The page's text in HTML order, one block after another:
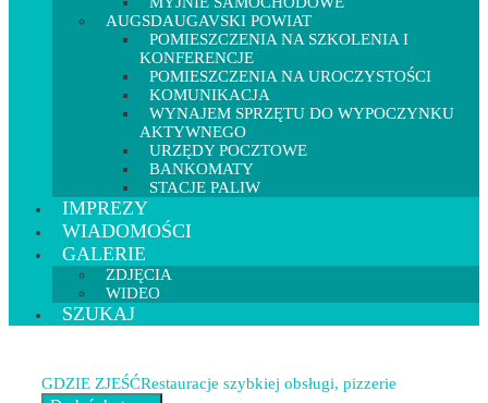
AUGSDAUGAVSKI POWIAT
POMIESZCZENIA NA SZKOLENIA I
KONFERENCJE
POMIESZCZENIA NA UROCZYSTOŚCI
KOMUNIKACJA
WYNAJEM SPRZĘTU DO WYPOCZYNKU
AKTYWNEGO
URZĘDY POCZTOWE
BANKOMATY
STACJE PALIW
IMPREZY
WIADOMOŚCI
GALERIE
ZDJĘCIA
WIDEO
SZUKAJ
GDZIE ZJEŚĆRestauracje szybkiej obsługi, pizzerie